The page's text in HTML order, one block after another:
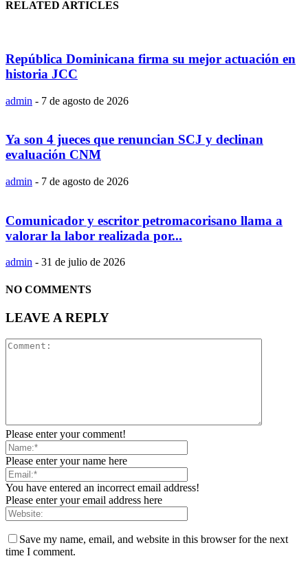
RELATED ARTICLES
República Dominicana firma su mejor actuación en
historia JCC
admin - 7 de agosto de 2026
Ya son 4 jueces que renuncian SCJ y declinan
evaluación CNM
admin - 7 de agosto de 2026
Comunicador y escritor petromacorisano llama a
valorar la labor realizada por...
admin - 31 de julio de 2026
NO COMMENTS
LEAVE A REPLY
Please enter your comment!
Please enter your name here
You have entered an incorrect email address!
Please enter your email address here
Save my name, email, and website in this browser for the next
time I comment.